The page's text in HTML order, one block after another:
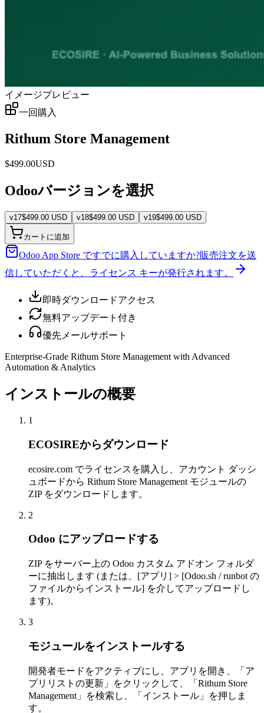
イメージプレビュー
一回購入
Rithum Store Management
$499.00USD
Odooバージョンを選択
v17$499.00 USD v18$499.00 USD v19$499.00 USD
カートに追加
Odoo App Store ですでに購入していますか?販売注文を送
信していただくと、ライセンス キーが発行されます。
即時ダウンロードアクセス
無料アップデート付き
優先メールサポート
Enterprise-Grade Rithum Store Management with Advanced
Automation & Analytics
インストールの概要
1
ECOSIREからダウンロード
ecosire.com でライセンスを購入し、アカウント ダッシ
ュボードから Rithum Store Management モジュールの
ZIP をダウンロードします。
2
Odoo にアップロードする
ZIP をサーバー上の Odoo カスタム アドオン フォルダ
ーに抽出します (または、[アプリ] > [Odoo.sh / runbot の
ファイルからインストール] を介してアップロードし
ます)。
3
モジュールをインストールする
開発者モードをアクティブにし、アプリを開き、「ア
プリリストの更新」をクリックして、「Rithum Store
Management」を検索し、「インストール」を押しま
す。